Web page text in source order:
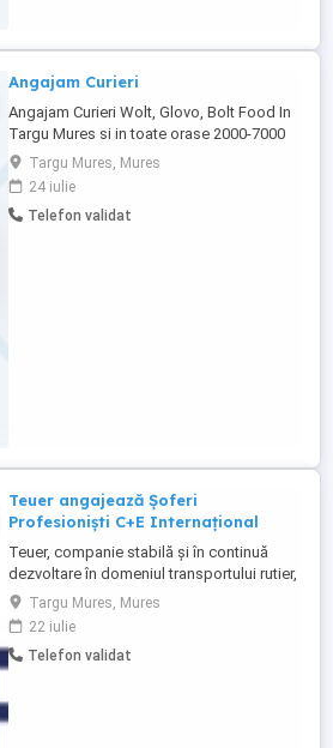
Angajam Curieri
Angajam Curieri Wolt, Glovo, Bolt Food In
Targu Mures si in toate orase 2000-7000
lei. vrei sa iti faci propriul tau program si
sa-ti construiesti propriul tau venit fara
bataie de cap si fara mult efort ? alatura te
echipei noastra . Avantaje : -plata
Targu Mures, Mures
24 iulie
Telefon validat
Teuer angajează Șoferi
Profesioniști C+E Internațional
Teuer, companie stabilă și în continuă
dezvoltare în domeniul transportului rutier,
își extinde echipa de logistică și
angajează șoferi profesioniști de camion
(categoria C+E) pentru curse
internaționale tur-retur, cu plecare și sosire
Targu Mures, Mures
22 iulie
Telefon validat